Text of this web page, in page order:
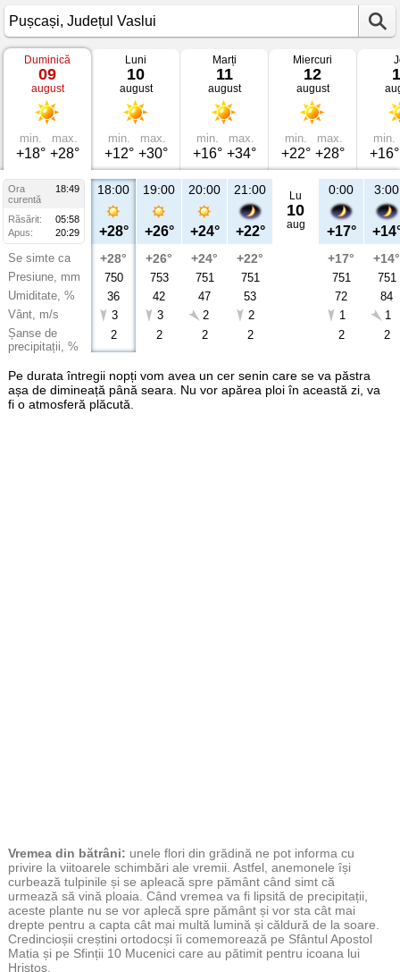
Vremea
Pușcași
Județul
Vaslui
Duminică
09
august
min.
+18°
max.
+28°
Luni
10
august
min.
+12°
max.
+30°
Marți
11
august
min.
+16°
max.
+34°
Miercuri
12
august
min.
+22°
max.
+28°
min.
+16°
Ora
18:49
curentă
Răsărit:
05:58
Apus:
20:29
Se simte ca
Presiune, mm
Umiditate, %
Vânt, m/s
Șanse de
precipitații, %
18:00
+28°
+28°
750
36
3
2
19:00
+26°
+26°
753
42
3
2
20:00
+24°
+24°
751
47
2
2
21:00
+22°
+22°
751
53
2
2
Lu
10
aug
0:00
+17°
+17°
751
72
1
2
3:00
+14°
751
84
1
2
Pe durata întregii nopți vom avea un cer senin care se va păstra
așa de dimineață până seara. Nu vor apărea ploi în această zi, va
fi o atmosferă plăcută.
Vremea din bătrâni: unele flori din grădină ne pot informa cu
privire la viitoarele schimbări ale vremii. Astfel, anemonele își
curbează tulpinile și se apleacă spre pământ când simt că
urmează să vină ploaia. Când vremea va fi lipsită de precipitații,
aceste plante nu se vor aplecă spre pământ și vor sta cât mai
drepte pentru a capta cât mai multă lumină și căldură de la soare.
Credincioșii creștini ortodocși îi comemorează pe Sfântul Apostol
Matia și pe Sfinții 10 Mucenici care au pătimit pentru icoana lui
Hristos.